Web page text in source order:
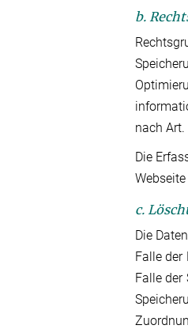
b.
nach Art.
Die
c.
Die
Falle der
Falle der